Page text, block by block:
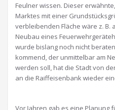
Feulner wissen. Dieser
Marktes mit einer
verbleibenden Fläche wäre z. B.
Neubau eines
wurde bislang noch nicht
kommend, der unmittelbar am
werden soll, hat die Stadt von
an die Raiffeisenbank wieder
Vor Jahren gab es eine Planung